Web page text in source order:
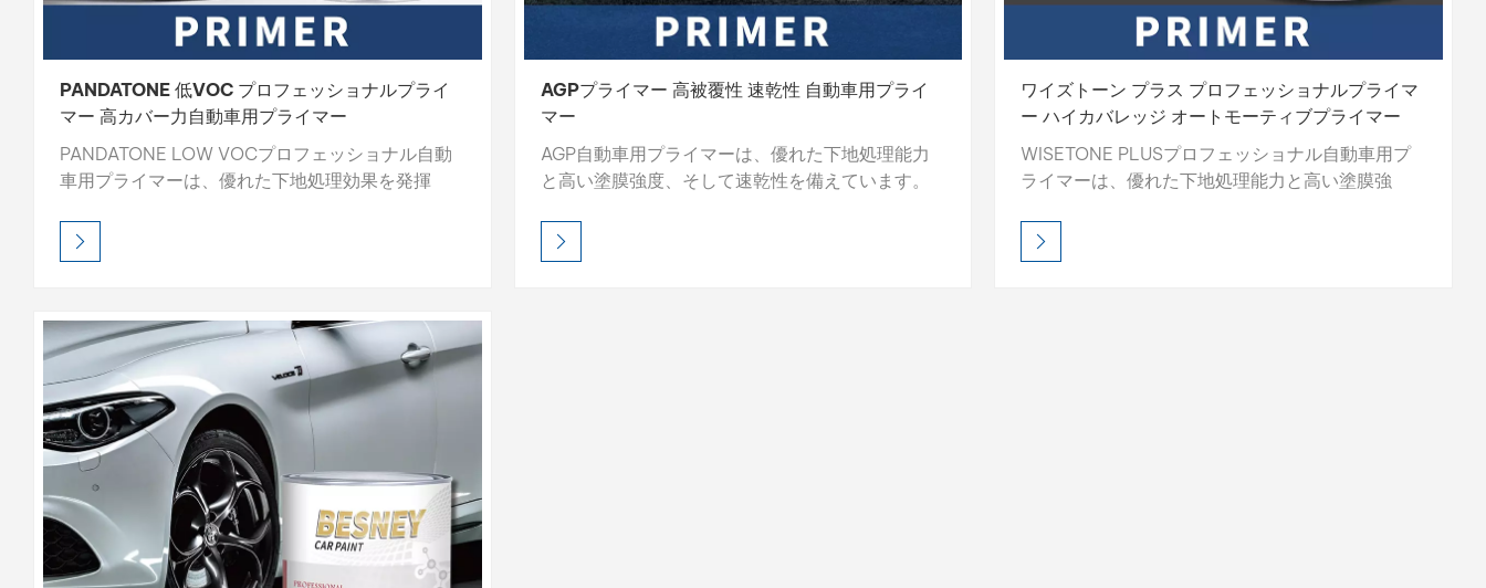
PANDATONE 低VOC プロフェッショナルプライ
マー 高カバー力自動車用プライマー
PANDATONE LOW VOCプロフェッショナル自動
車用プライマーは、優れた下地処理効果を発揮
現します。研磨しやすい処方で滑らかな下地を形
成し、トップコートの密着性と仕上がり品質を向
す。
AGPプライマー 高被覆性 速乾性 自動車用プライ
マー
AGP自動車用プライマーは、優れた下地処理能力
と高い塗膜強度、そして速乾性を備えています。
コートの密着性と仕上がり品質を向上させます。
プロ仕様のこのプライマーは、耐久性の高い下地
ワイズトーン プラス プロフェッショナルプライマ
ー ハイカバレッジ オートモーティブプライマー
WISETONE PLUSプロフェッショナル自動車用プ
ライマーは、優れた下地処理能力と高い塗膜強
処方で滑らかな下地を作り、トップコートの密着
性と仕上がり品質を向上させます。プロ仕様のこ